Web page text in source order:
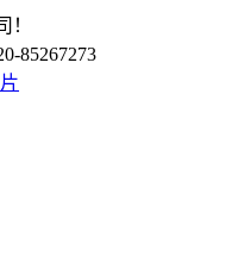
！
85267273